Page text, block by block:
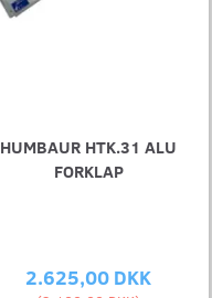
HUMBAUR HTK.31 ALU
FORKLAP
2.625,00 DKK